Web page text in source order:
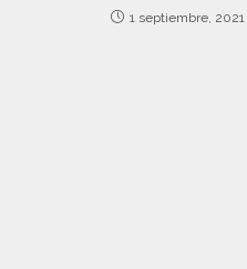
1 septiembre, 2021